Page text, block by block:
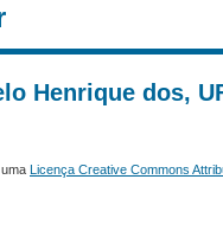
Henrique dos,
Licença Creative Commons